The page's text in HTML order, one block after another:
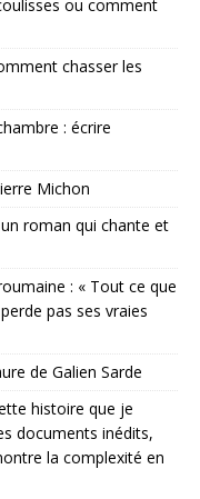
ou comment
chasser les
: écrire
Michon
roman qui chante et
: « Tout ce que
pas ses vraies
de Galien Sarde
histoire que je
documents inédits,
la complexité en